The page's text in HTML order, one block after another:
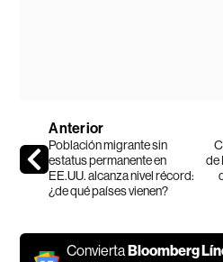
Anterior
Población migrante sin
estatus permanente en
EE.UU. alcanza nivel récord:
¿de qué países vienen?
de
ConviertaBloomberg